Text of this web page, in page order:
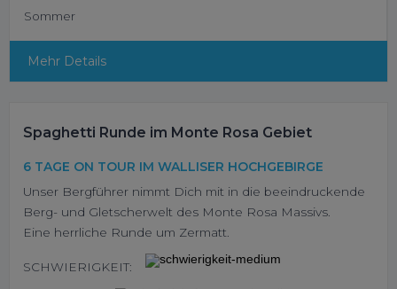
Sommer
Mehr Details
Spaghetti Runde im Monte Rosa Gebiet
6 TAGE ON TOUR IM WALLISER HOCHGEBIRGE
Unser Bergführer nimmt Dich mit in die beeindruckende
Berg- und Gletscherwelt des Monte Rosa Massivs.
Eine herrliche Runde um Zermatt.
SCHWIERIGKEIT: